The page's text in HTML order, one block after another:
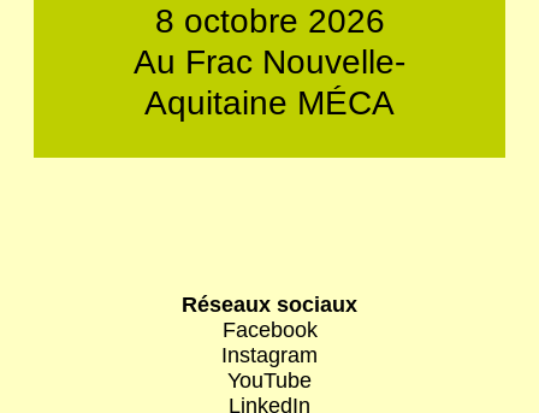
8 octobre 2026
Au Frac Nouvelle-
Aquitaine MÉCA
Réseaux sociaux
Facebook
Instagram
YouTube
LinkedIn